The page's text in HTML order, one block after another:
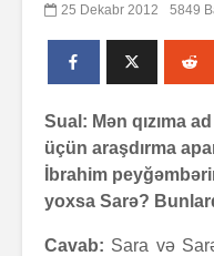
25 Dekabr 2012 5849
Sual: Mən qızıma
üçün araşdırma
İbrahim
yoxsa Sarə?
Cavab: Sara və